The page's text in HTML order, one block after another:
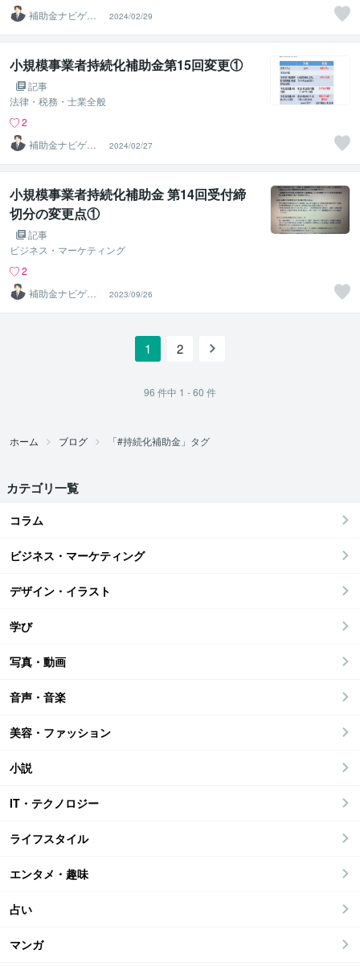
補助金ナビゲー
ター
2024/02/29
小規模事業者持続化補助金第15回変更①
記事
法律・税務・士業全般
2
補助金ナビゲー
ター
2024/02/27
小規模事業者持続化補助金 第14回受付締
切分の変更点①
記事
ビジネス・マーケティング
2
補助金ナビゲー
ター
2023/09/26
1 2
96 件中 1 - 60 件
ホーム ブログ 「#持続化補助金」タグ
カテゴリ一覧
コラム
ビジネス・マーケティング
デザイン・イラスト
学び
写真・動画
音声・音楽
美容・ファッション
小説
IT・テクノロジー
ライフスタイル
エンタメ・趣味
占い
マンガ